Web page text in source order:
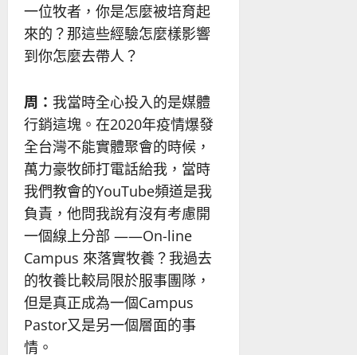
一位牧者，你是怎麼被培育起
來的？那這些經驗怎麼樣影響
到你怎麼去帶人？
周： 我當時全心投入的是媒體
行銷這塊。在2020年疫情爆發
全台灣不能實體聚會的時候，
萬力豪牧師打電話給我，當時
我們教會的YouTube頻道是我
負責，他問我說有沒有考慮開
一個線上分部 ——On-line
Campus 來落實牧養？我過去
的牧養比較局限於服事團隊，
但是真正成為一個Campus
Pastor又是另一個層面的事
情。